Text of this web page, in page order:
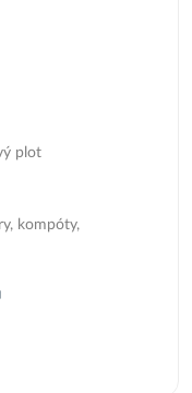
plot
kompóty,